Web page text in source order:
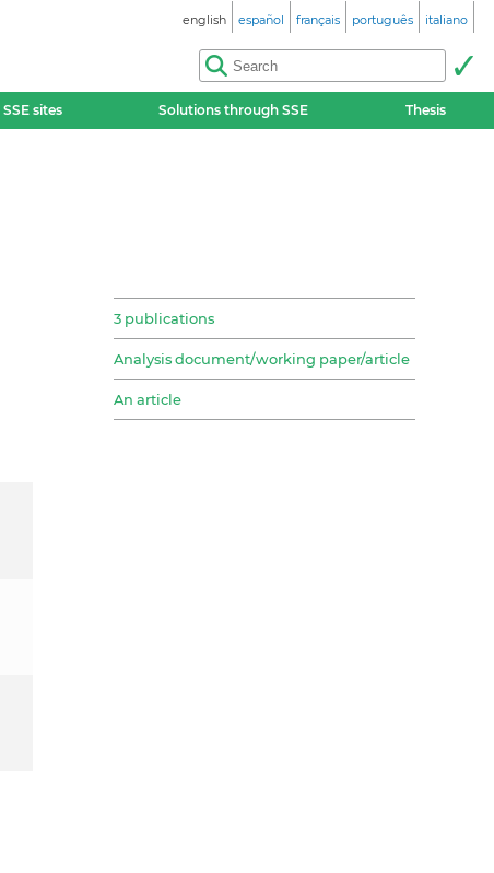
english español français português italiano
SSE sites Solutions through SSE Thesis
3 publications
Analysis document/working paper/article
An article